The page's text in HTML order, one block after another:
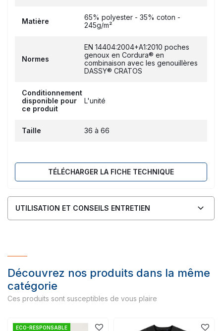
Matière
65% polyester - 35% coton -
245g/m²
Normes
EN 14404:2004+A1:2010 poches
genoux en Cordura® en
combinaison avec les genouillères
DASSY® CRATOS
Conditionnement
disponible pour
ce produit
L'unité
Taille 36 à 66
TÉLÉCHARGER LA FICHE TECHNIQUE
UTILISATION ET CONSEILS ENTRETIEN
Découvrez nos produits dans la même
catégorie
Ces produits sont susceptibles de vous plaire
ECO-RESPONSABLE